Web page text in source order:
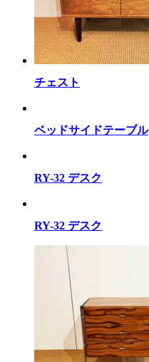
チェスト
ベッドサイドテーブル
RY-32 デスク
RY-32 デスク